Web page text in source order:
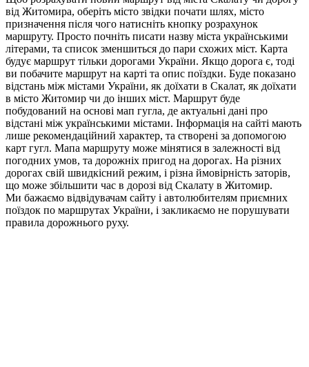
від Житомира, оберіть місто звідки почати шлях, місто
призначення після чого натисніть кнопку розрахунок
маршруту. Просто почніть писати назву міста українськими
літерами, та список зменшиться до пари схожих міст. Карта
будує маршрут тільки дорогами України. Якщо дорога є, тоді
ви побачите маршрут на карті та опис поїздки. Буде показано
відстань між містами України, як доїхати в Скалат, як доїхати
в місто Житомир чи до інших міст. Маршрут буде
побудований на основі мап гугла, де актуальні дані про
відстані між українськими містами. Інформація на сайті мають
лише рекомендаційний характер, та створені за допомогою
карт гугл. Мапа маршруту може мінятися в залежності від
погодних умов, та дорожніх пригод на дорогах. На різних
дорогах свій швидкісний режим, і різна ймовірність заторів,
що може збільшити час в дорозі від Скалату в Житомир.
Ми бажаємо відвідувачам сайту і автолюбителям приємних
поїздок по маршрутах України, і закликаємо не порушувати
правила дорожнього руху.